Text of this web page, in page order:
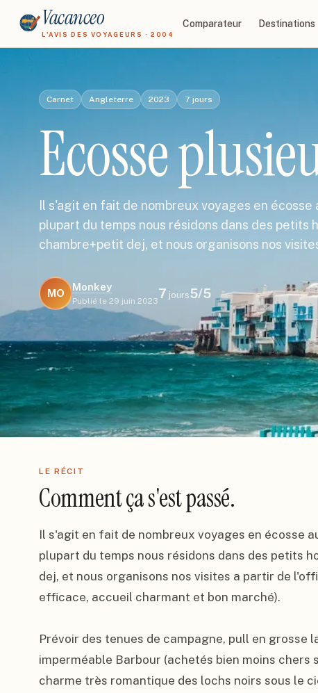
Vacanceo
L'AVIS DES VOYAGEURS · 2004
Comparateur Destinations
Carnet Angleterre 2023 7 jours
Ecosse
Il s'agit en fait de nombreux voyages en
plupart du temps nous résidons dans des petits
chambre+petit dej, et nous organisons nos
MO
Monkey
Publié le 29 juin 2023
7 jours5/5
LE RÉCIT
Comment ça s'est passé.
Il s'agit en fait de nombreux voyages en écosse
plupart du temps nous résidons dans des petits
dej, et nous organisons nos visites a partir de
efficace, accueil charmant et bon marché).
Prévoir des tenues de campagne, pull en grosse
imperméable Barbour (achetés bien moins chers
charme très romantique des lochs noirs sous le